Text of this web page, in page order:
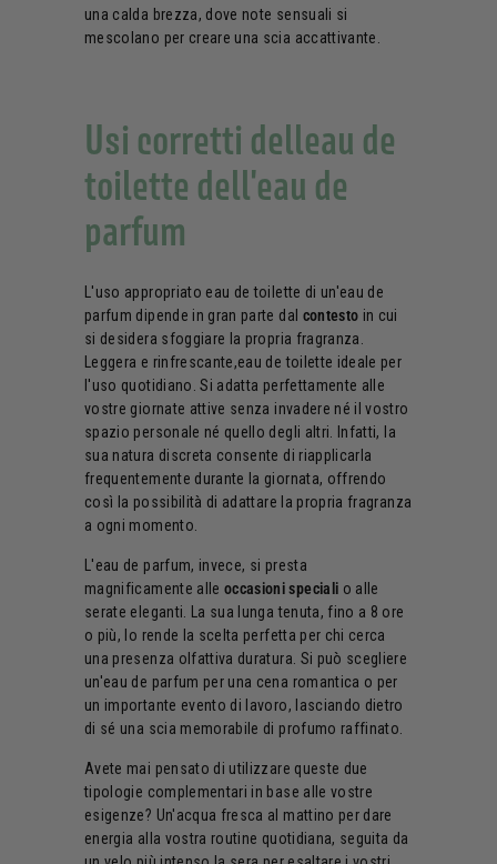
una calda brezza, dove note sensuali si
mescolano per creare una scia accattivante.
Usi corretti delleau de
toilette dell'eau de
parfum
L'uso appropriato eau de toilette di un'eau de
parfum dipende in gran parte dal contesto in cui
si desidera sfoggiare la propria fragranza.
Leggera e rinfrescante,eau de toilette ideale per
l'uso quotidiano. Si adatta perfettamente alle
vostre giornate attive senza invadere né il vostro
spazio personale né quello degli altri. Infatti, la
sua natura discreta consente di riapplicarla
frequentemente durante la giornata, offrendo
così la possibilità di adattare la propria fragranza
a ogni momento.
L'eau de parfum, invece, si presta
magnificamente alle occasioni speciali o alle
serate eleganti. La sua lunga tenuta, fino a 8 ore
o più, lo rende la scelta perfetta per chi cerca
una presenza olfattiva duratura. Si può scegliere
un'eau de parfum per una cena romantica o per
un importante evento di lavoro, lasciando dietro
di sé una scia memorabile di profumo raffinato.
Avete mai pensato di utilizzare queste due
tipologie complementari in base alle vostre
esigenze? Un'acqua fresca al mattino per dare
energia alla vostra routine quotidiana, seguita da